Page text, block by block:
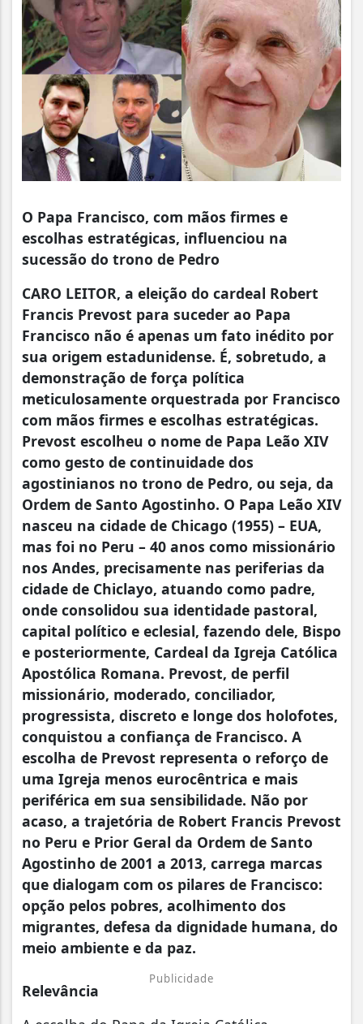
O Papa Francisco, com mãos firmes e
escolhas estratégicas, influenciou na
sucessão do trono de Pedro
CARO LEITOR, a eleição do cardeal Robert
Francis Prevost para suceder ao Papa
Francisco não é apenas um fato inédito por
sua origem estadunidense. É, sobretudo, a
demonstração de força política
meticulosamente orquestrada por Francisco
com mãos firmes e escolhas estratégicas.
Prevost escolheu o nome de Papa Leão XIV
como gesto de continuidade dos
agostinianos no trono de Pedro, ou seja, da
Ordem de Santo Agostinho. O Papa Leão XIV
nasceu na cidade de Chicago (1955) – EUA,
mas foi no Peru – 40 anos como missionário
nos Andes, precisamente nas periferias da
cidade de Chiclayo, atuando como padre,
onde consolidou sua identidade pastoral,
capital político e eclesial, fazendo dele, Bispo
e posteriormente, Cardeal da Igreja Católica
Apostólica Romana. Prevost, de perfil
missionário, moderado, conciliador,
progressista, discreto e longe dos holofotes,
conquistou a confiança de Francisco. A
escolha de Prevost representa o reforço de
uma Igreja menos eurocêntrica e mais
periférica em sua sensibilidade. Não por
acaso, a trajetória de Robert Francis Prevost
no Peru e Prior Geral da Ordem de Santo
Agostinho de 2001 a 2013, carrega marcas
que dialogam com os pilares de Francisco:
opção pelos pobres, acolhimento dos
migrantes, defesa da dignidade humana, do
meio ambiente e da paz.
Publicidade
Relevância